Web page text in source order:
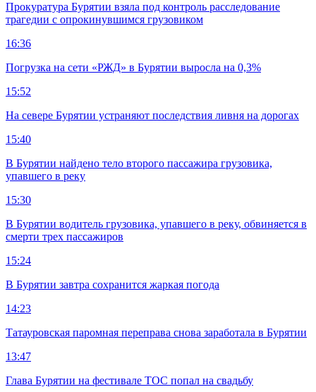
Прокуратура Бурятии взяла под контроль расследование
трагедии с опрокинувшимся грузовиком
16:36
Погрузка на сети «РЖД» в Бурятии выросла на 0,3%
15:52
На севере Бурятии устраняют последствия ливня на дорогах
15:40
В Бурятии найдено тело второго пассажира грузовика,
упавшего в реку
15:30
В Бурятии водитель грузовика, упавшего в реку, обвиняется в
смерти трех пассажиров
15:24
В Бурятии завтра сохранится жаркая погода
14:23
Татауровская паромная переправа снова заработала в Бурятии
13:47
Глава Бурятии на фестивале ТОС попал на свадьбу